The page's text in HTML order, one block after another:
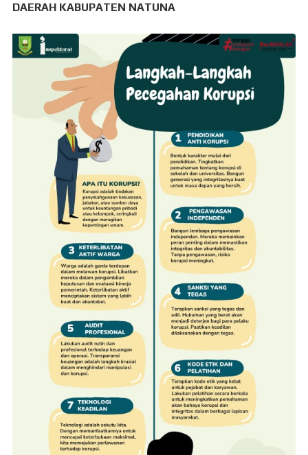
DAERAH KABUPATEN NATUNA